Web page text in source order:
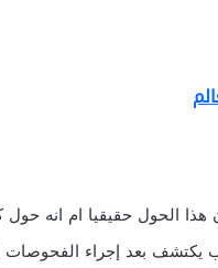
الحول حقيقيا ام انه حول
بعد إجراء الفحوصات